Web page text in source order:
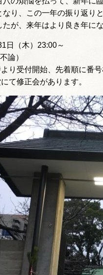
り、この一年の振り返り
が、来年はより良き年に
（木）23:00～
論）
受付開始、先着順に番号
修正会があります。